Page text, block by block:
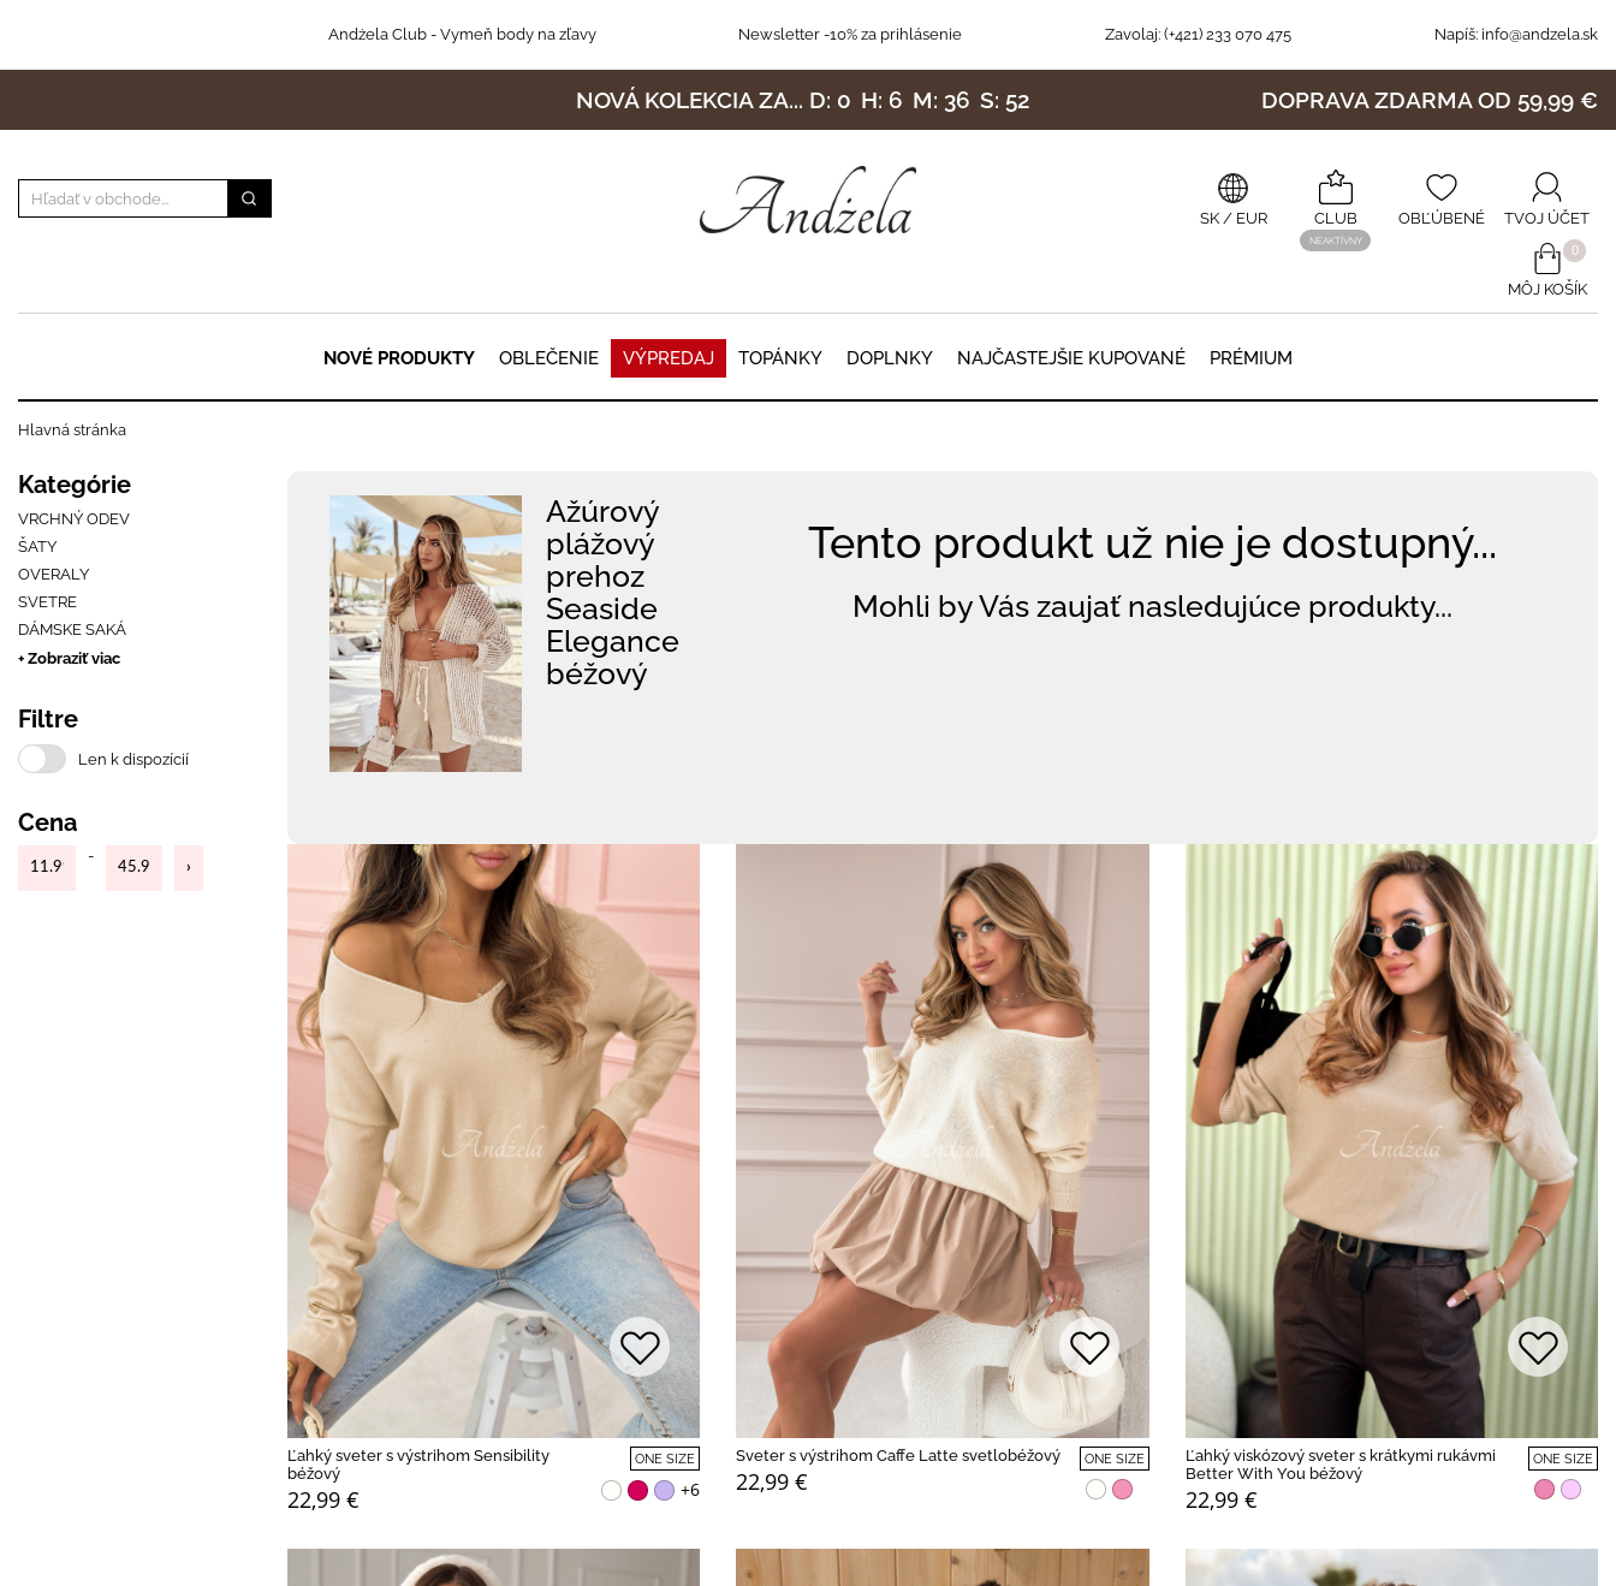
Andżela Club- Vymeň body na zľavy Newsletter -10% za prihlásenie Zavolaj: (+421) 233 070 475 Napíš: info@andzela.sk
NOVÁ KOLEKCIA ZA... D: 0 H: 6 M: 36 S: 49 DOPRAVA ZDARMA OD 59,99 €
SK/ EUR CLUB
NEAKTÍVNY
OBĽÚBENÉ TVOJ ÚČET
0
MÔJ KOŠÍK
NOVÉ PRODUKTY OBLEČENIE VÝPREDAJ TOPÁNKY DOPLNKY NAJČASTEJŠIE KUPOVANÉ PRÉMIUM
Hlavná stránka
Kategórie
VRCHNÝ ODEV
ŠATY
OVERALY
SVETRE
DÁMSKE SAKÁ
+ Zobraziť viac
Filtre
Len k dispozícií
Cena
-
Ažúrový
plážový
prehoz
Seaside
Elegance
béžový
Tento produkt už nie je dostupný...
Mohli by Vás zaujať nasledujúce produkty...
Ľahký sveter s výstrihom Sensibility
béžový
22,99 €
ONE SIZE
+6
Sveter s výstrihom Caffe Latte svetlobéžový
22,99 €
ONE SIZE
Ľahký viskózový sveter s krátkymi rukávmi
Better With You béžový
22,99 €
ONE SIZE